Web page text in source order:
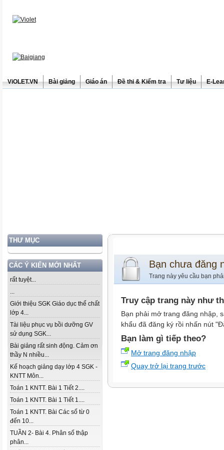
ViOLET.VN Bài giảng Giáo án Đề thi & Kiểm tra Tư liệu E-
THƯ MỤC
CÁC Ý KIẾN MỚI NHẤT
rất tuyệt...
...
Giới thiệu SGK Giáo dục thể chất
lớp 4...
Tài liệu phục vụ bồi dưỡng GV
sử dụng SGK...
Bài giảng rất sinh động. Cảm ơn
thầy N nhiều...
Kế hoạch giảng dạy lớp 4 SGK -
KNTT Môn...
Toán 1 KNTT. Bài 1 Tiết 2....
Toán 1 KNTT. Bài 1 Tiết 1....
Toán 1 KNTT. Bài Các số từ 0
đến 10...
TUẦN 2- Bài 4. Phân số thập
phân...
Bạn chưa đăng
Trang này yêu cầu bạn
Truy cập trang này như
Bạn phải mở trang đăng nhập,
khẩu đã đăng ký rồi nhấn nút
Bạn làm gì tiếp theo?
Mở trang đăng nhập
Quay trở lại trang trước